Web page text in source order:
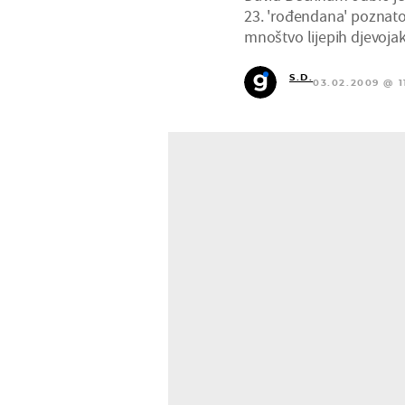
23. 'rođendana'
mnoštvo lijepih
S.D.
03.02.2009 @